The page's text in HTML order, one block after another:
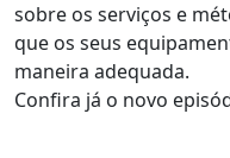
sobre os serviços e
que os seus
maneira adequada.
Confira já o novo